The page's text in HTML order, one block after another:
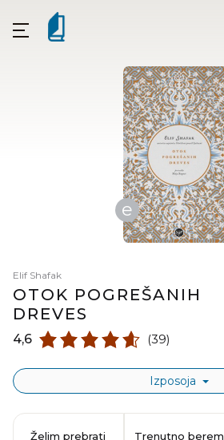
e
Elif Shafak
OTOK POGREŠANIH
DREVES
4,6 (39)
Izposoja
Želim prebrati Trenutno berem